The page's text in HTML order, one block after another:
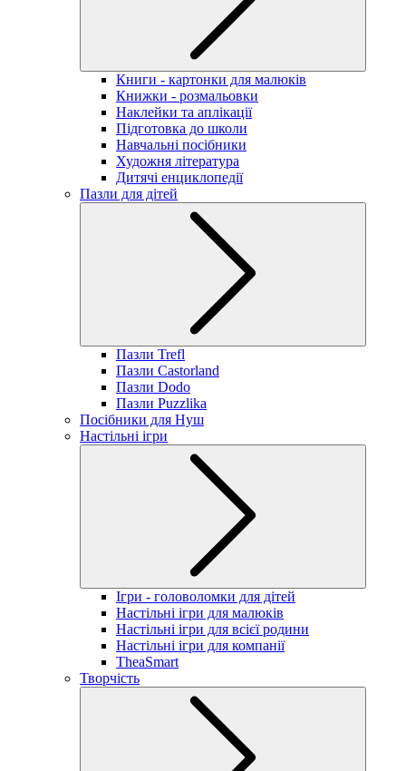
Книги - картонки для малюків
Книжки - розмальовки
Наклейки та аплікації
Підготовка до школи
Навчальні посібники
Художня література
Дитячі енциклопедії
Пазли для дітей
Пазли Trefl
Пазли Castorland
Пазли Dodo
Пазли Puzzlika
Посібники для Нуш
Настільні ігри
Ігри - головоломки для дітей
Настільні ігри для малюків
Настільні ігри для всієї родини
Настільні ігри для компанії
TheaSmart
Творчість